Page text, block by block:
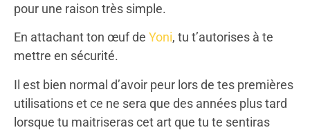
pour une raison très simple.
En attachant ton œuf de Yoni, tu t’autorises à te
mettre en sécurité.
Il est bien normal d’avoir peur lors de tes premières
utilisations et ce ne sera que des années plus tard
lorsque tu maitriseras cet art que tu te sentiras